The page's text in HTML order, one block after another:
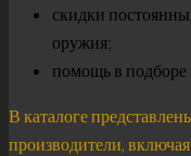
скидки
оружия;
помощь в
В каталоге
производители,